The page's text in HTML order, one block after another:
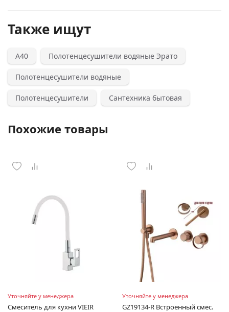
Также ищут
А40 Полотенцесушители водяные Эрато
Полотенцесушители водяные
Полотенцесушители Сантехника бытовая
Похожие товары
Уточняйте у менеджера
Смеситель для кухни VIEIR
Уточняйте у менеджера
GZ19134-R Встроенный смес.